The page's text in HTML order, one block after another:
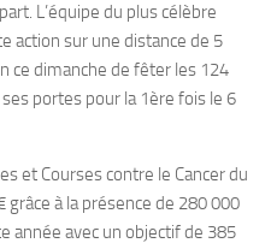
L’équipe du plus célèbre
action sur une distance de 5
ce dimanche de fêter les 124
portes pour la 1ère fois le 6
et Courses contre le Cancer du
à la présence de 280 000
année avec un objectif de 385